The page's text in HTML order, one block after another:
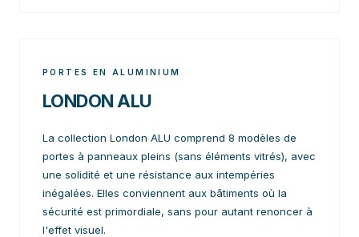
PORTES EN ALUMINIUM
LONDON ALU
La collection London ALU comprend 8 modèles de
portes à panneaux pleins (sans éléments vitrés), avec
une solidité et une résistance aux intempéries
inégalées. Elles conviennent aux bâtiments où la
sécurité est primordiale, sans pour autant renoncer à
l'effet visuel.